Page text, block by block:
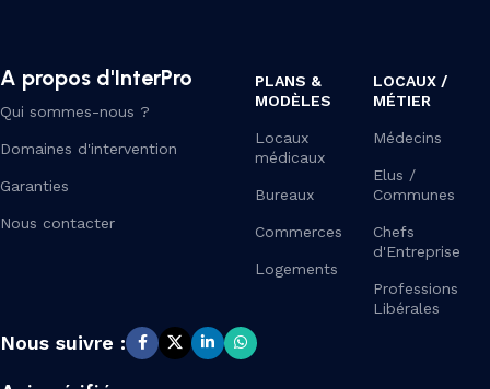
A propos d'InterPro
Qui sommes-nous ?
Domaines d'intervention
Garanties
Nous contacter
PLANS &
MODÈLES
Locaux
médicaux
Bureaux
Commerces
Logements
LOCAUX /
MÉTIER
Médecins
Elus /
Communes
Chefs
d'Entreprise
Professions
Libérales
Nous suivre :